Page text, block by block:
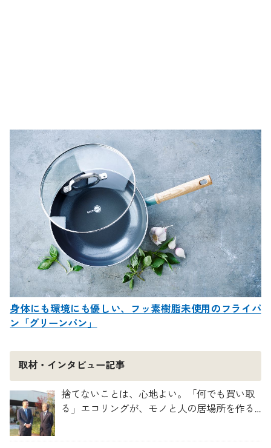
身体にも環境にも優しい、フッ素樹脂未使用のフライパ
ン「グリーンパン」
取材・インタビュー記事
捨てないことは、心地よい。「何でも買い取
る」エコリングが、モノと人の居場所を作る